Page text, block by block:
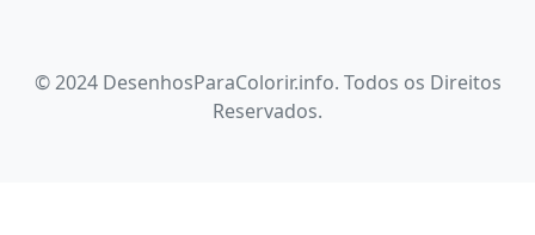
© 2024 DesenhosParaColorir.info. Todos os Direitos
Reservados.